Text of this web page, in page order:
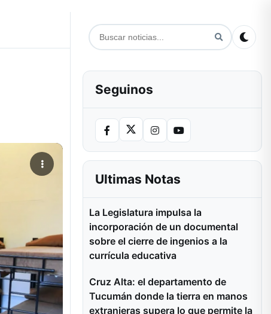
Seguinos
Ultimas Notas
La Legislatura impulsa la
incorporación de un documental
sobre el cierre de ingenios a la
currícula educativa
Cruz Alta: el departamento de
Tucumán donde la tierra en manos
extranjeras supera lo que permite la